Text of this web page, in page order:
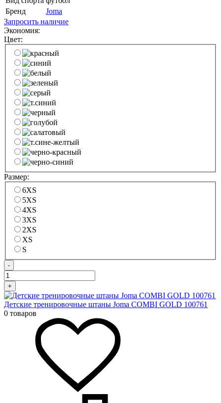
Бренд
Joma
Запросить наличие
Экономия:
Цвет:
Размер:
6XS
5XS
4XS
3XS
2XS
XS
S
-
+
Детские тренировочные штаны Joma COMBI GOLD 100761
0 товаров